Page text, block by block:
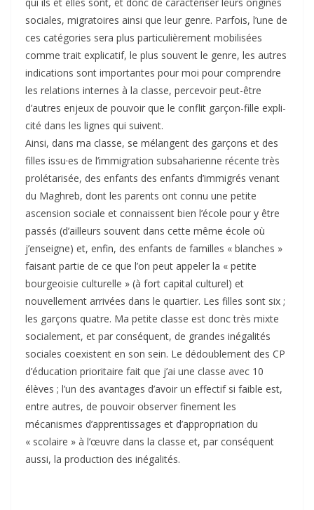
qui ils et elles sont, et donc de caractériser leurs origines
sociales, migratoires ainsi que leur genre. Parfois, l’une de
ces catégories sera plus particulièrement mobilisées
comme trait explicatif, le plus souvent le genre, les autres
indications sont importantes pour moi pour comprendre
les relations internes à la classe, percevoir peut-être
d’autres enjeux de pouvoir que le conflit garçon-fille expli­
ci­té dans les lignes qui suivent.
Ainsi, dans ma classe, se mélangent des garçons et des
filles issu·es de l’immigration subsaharienne récente très
prolétarisée, des enfants des enfants d’immigrés venant
du Maghreb, dont les parents ont connu une petite
ascension sociale et connaissent bien l’école pour y être
passés (d’ailleurs souvent dans cette même école où
j’enseigne) et, enfin, des enfants de familles « blanches »
faisant partie de ce que l’on peut appeler la « petite
bourgeoisie culturelle » (à fort capital culturel) et
nouvellement arrivées dans le quartier. Les filles sont six ;
les garçons quatre. Ma petite classe est donc très mixte
socialement, et par conséquent, de grandes inégalités
sociales coexistent en son sein. Le dédoublement des CP
d’éducation prioritaire fait que j’ai une classe avec 10
élèves ; l’un des avantages d’avoir un effectif si faible est,
entre autres, de pouvoir observer finement les
mécanismes d’apprentissages et d’appropriation du
« scolaire » à l’œuvre dans la classe et, par conséquent
aussi, la production des inégalités.